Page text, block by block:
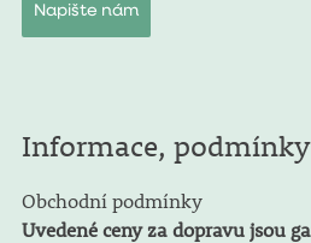
Napište nám
Informace, podmínky
Obchodní podmínky
Uvedené ceny za dopravu jsou